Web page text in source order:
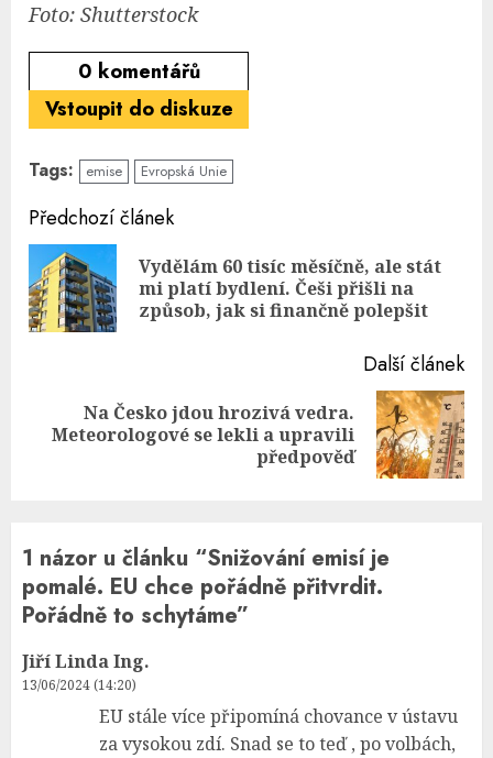
Foto: Shutterstock
0 komentářů
Vstoupit do diskuze
Tags: emise Evropská Unie
Continue
Reading
Předchozí článek
Vydělám 60 tisíc měsíčně, ale stát
mi platí bydlení. Češi přišli na
způsob, jak si finančně polepšit
Další článek
Next
Na Česko jdou hrozivá vedra.
Meteorologové se lekli a upravili
předpověď
1 názor u článku “Snižování emisí je
pomalé. EU chce pořádně přitvrdit.
Pořádně to schytáme”
Jiří Linda Ing.
13/06/2024 (14:20)
EU stále více připomíná chovance v ústavu
za vysokou zdí. Snad se to teď , po volbách,